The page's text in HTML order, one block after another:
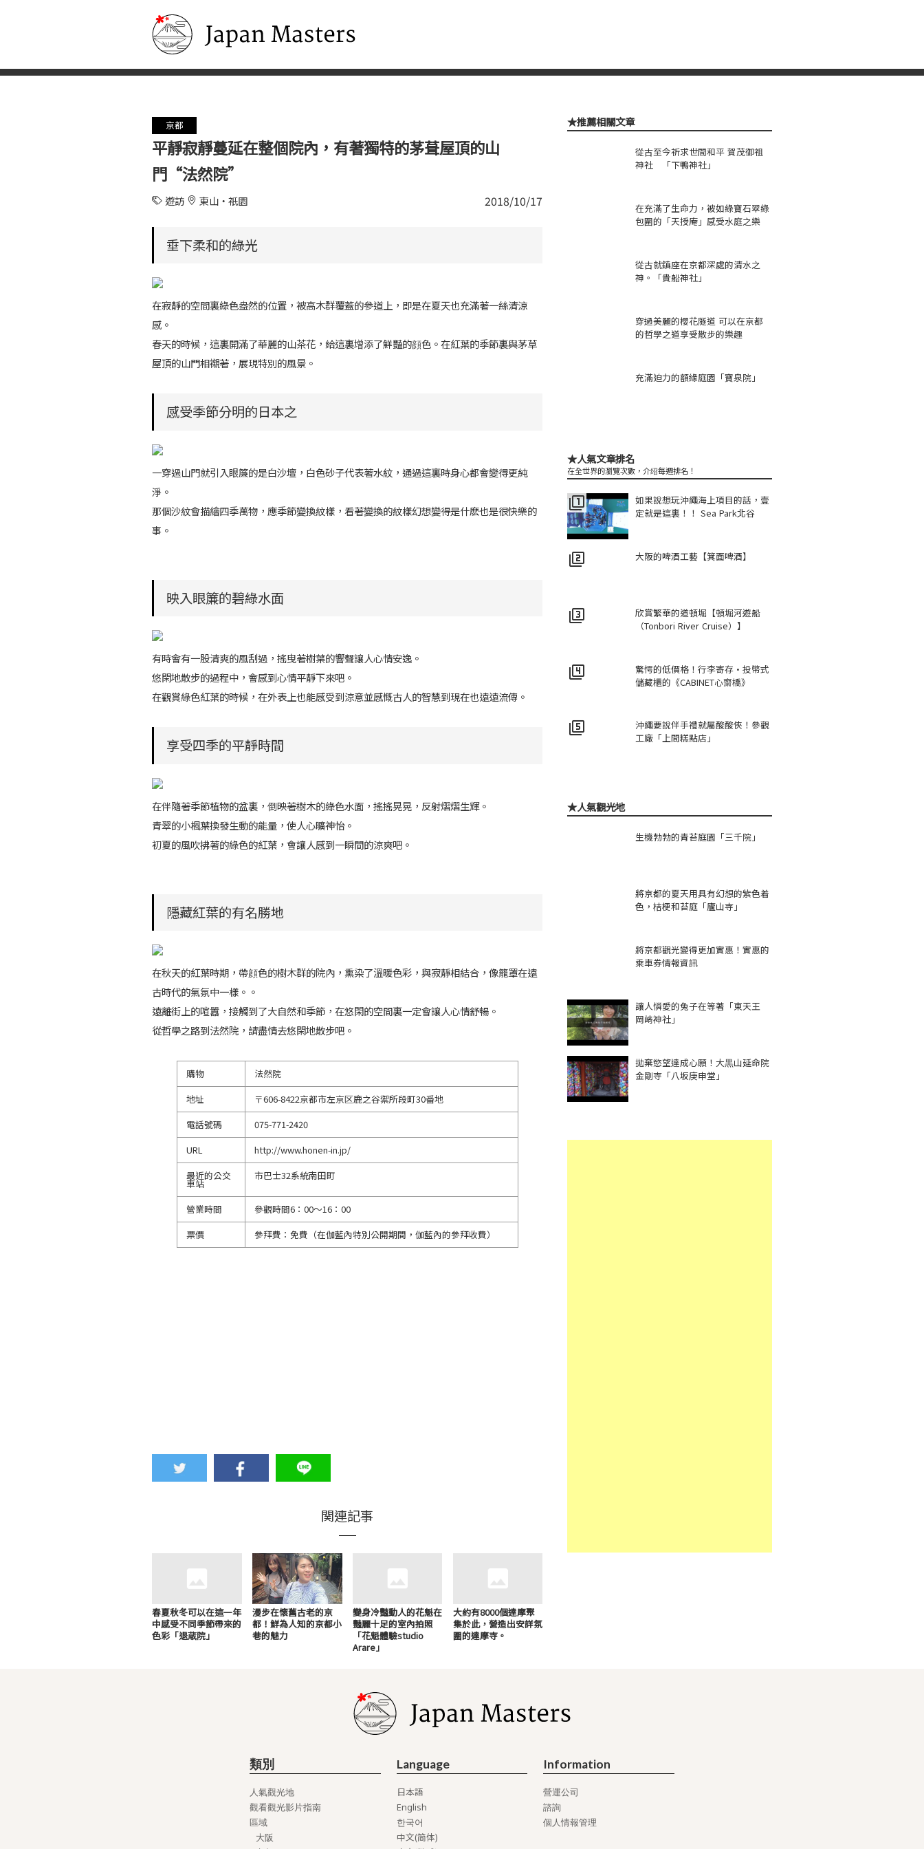
京都
平靜寂靜蔓延在整個院內，有著獨特的茅葺屋頂的山
門“法然院”
遊訪 東山・祇園 2018/10/17
垂下柔和的綠光
在寂靜的空間裏綠色盎然的位置，被高木群覆蓋的參道上，即是在夏天也充滿著一絲清涼
感。
春天的時候，這裏開滿了華麗的山茶花，給這裏增添了鮮豔的顔色。在紅葉的季節裏與茅草
屋頂的山門相襯著，展現特別的風景。
感受季節分明的日本之
一穿過山門就引入眼簾的是白沙壇，白色砂子代表著水紋，通過這裏時身心都會變得更純
淨。
那個沙紋會描繪四季萬物，應季節變換紋樣，看著變換的紋樣幻想變得是什麽也是很快樂的
事。
映入眼簾的碧綠水面
有時會有一股清爽的風刮過，搖曳著樹葉的響聲讓人心情安逸。
悠閑地散步的過程中，會感到心情平靜下來吧。
在觀賞綠色紅葉的時候，在外表上也能感受到涼意並感慨古人的智慧到現在也遠遠流傳。
享受四季的平靜時間
在伴隨著季節植物的盆裏，倒映著樹木的綠色水面，搖搖晃晃，反射熠熠生輝。
青翠的小楓葉換發生動的能量，使人心曠神怡。
初夏的風吹拂著的綠色的紅葉，會讓人感到一瞬間的涼爽吧。
隱藏紅葉的有名勝地
在秋天的紅葉時期，帶顔色的樹木群的院內，熏染了溫暖色彩，與寂靜相結合，像籠罩在遠
古時代的氣氛中一樣。。
遠離街上的喧囂，接觸到了大自然和季節，在悠閑的空間裏一定會讓人心情舒暢。
從哲學之路到法然院，請盡情去悠閑地散步吧。
購物
法然院
地址
〒606-8422京都市左京区鹿之谷禦所段町30番地
電話號碼
075-771-2420
URL
http://www.honen-in.jp/
最近的公交
車站
市巴士32系統南田町
營業時間
參觀時間6：00～16：00
票價
參拜費：免費（在伽藍內特別公開期間，伽藍內的參拜收費）
関連記事
春夏秋冬可以在這一年
中感受不同季節帶來的
色彩「退蔵院」
漫步在懷舊古老的京
都！鮮為人知的京都小
巷的魅力
變身冷豔動人的花魁在
豔麗十足的室內拍照
「花魁體驗studio
Arare」
大約有8000個達摩聚
集於此，營造出安詳氛
圍的達摩寺。
★推薦相關文章
從古至今祈求世間和平 賀茂御祖
神社 「下鴨神社」
在充滿了生命力，被如綠寶石翠綠
包圍的「天授庵」感受水庭之樂
從古就鎮座在京都深處的清水之
神。「貴船神社」
穿過美麗的櫻花隧道 可以在京都
的哲學之道享受散步的樂趣
充滿迫力的額緣庭園「寶泉院」
★人氣文章排名
在全世界的瀏覽次數，介绍每週排名！
filter_1
如果說想玩沖繩海上項目的話，壹
定就是這裏！！ Sea Park北谷
filter_2 大阪的啤酒工藝【箕面啤酒】
filter_3
欣賞繁華的道頓堀【頓堀河遊船
（Tonbori River Cruise）】
filter_4
驚愕的低價格！行李寄存·投幣式
儲藏櫃的《CABINET心齋橋》
filter_5
沖繩要說伴手禮就屬酸酸俠！參觀
工廠「上間糕點店」
★人氣觀光地
生機勃勃的青苔庭園「三千院」
將京都的夏天用具有幻想的紫色着
色，桔梗和苔庭「廬山寺」
將京都觀光變得更加實惠！實惠的
乘車券情報資訊
讓人憐愛的兔子在等著「東天王
岡﨑神社」
拋棄慾望達成心願！大黒山延命院
金剛寺「八坂庚申堂」
類別
人氣觀光地
觀看觀光影片指南
區域
大阪
Language
日本語
English
한국어
中文(简体)
Information
營運公司
諮詢
個人情報管理